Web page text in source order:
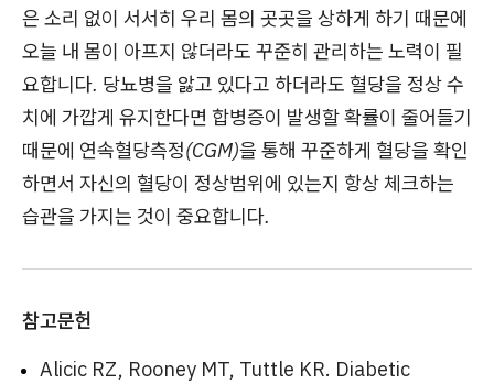
은 소리 없이 서서히 우리 몸의 곳곳을 상하게 하기 때문에
오늘 내 몸이 아프지 않더라도 꾸준히 관리하는 노력이 필
요합니다. 당뇨병을 앓고 있다고 하더라도 혈당을 정상 수
치에 가깝게 유지한다면 합병증이 발생할 확률이 줄어들기
때문에 연속혈당측정(CGM)을 통해 꾸준하게 혈당을 확인
하면서 자신의 혈당이 정상범위에 있는지 항상 체크하는
습관을 가지는 것이 중요합니다.
참고문헌
Alicic RZ, Rooney MT, Tuttle KR. Diabetic